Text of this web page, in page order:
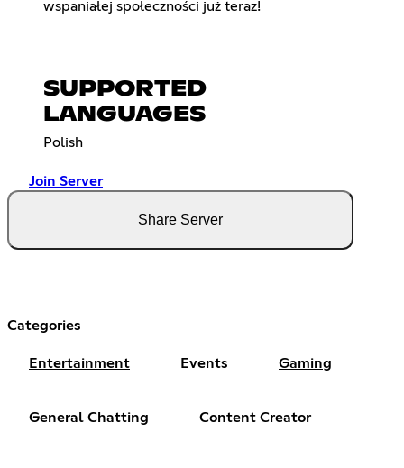
wspaniałej społeczności już teraz!
SUPPORTED
LANGUAGES
Polish
Join Server
Share Server
Categories
Entertainment Events Gaming
General Chatting Content Creator